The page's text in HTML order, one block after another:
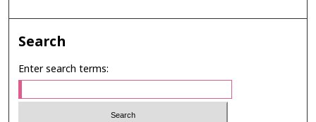
Search
Enter search terms: